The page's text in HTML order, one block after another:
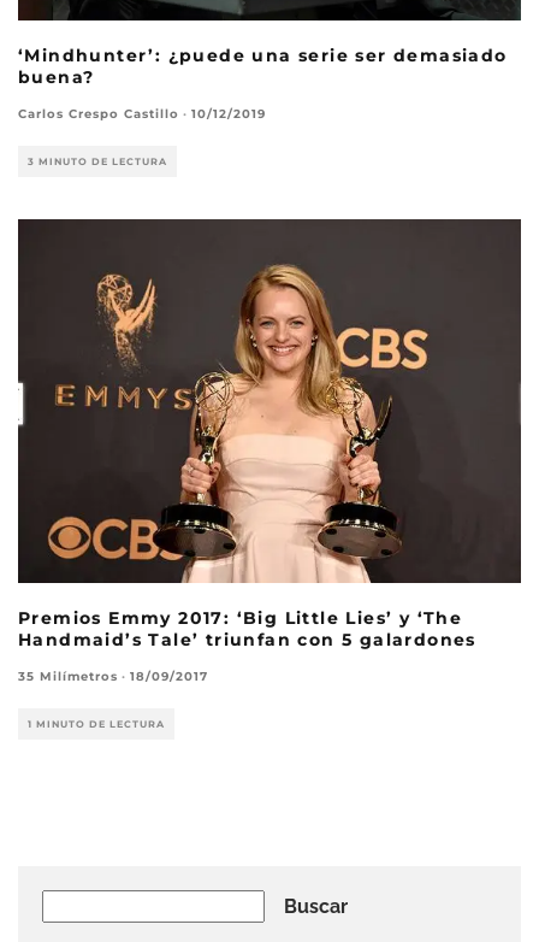
‘Mindhunter’: ¿puede una serie ser demasiado
buena?
Carlos Crespo Castillo · 10/12/2019
3 MINUTO DE LECTURA
Premios Emmy 2017: ‘Big Little Lies’ y ‘The
Handmaid’s Tale’ triunfan con 5 galardones
35 Milímetros · 18/09/2017
1 MINUTO DE LECTURA
Buscar